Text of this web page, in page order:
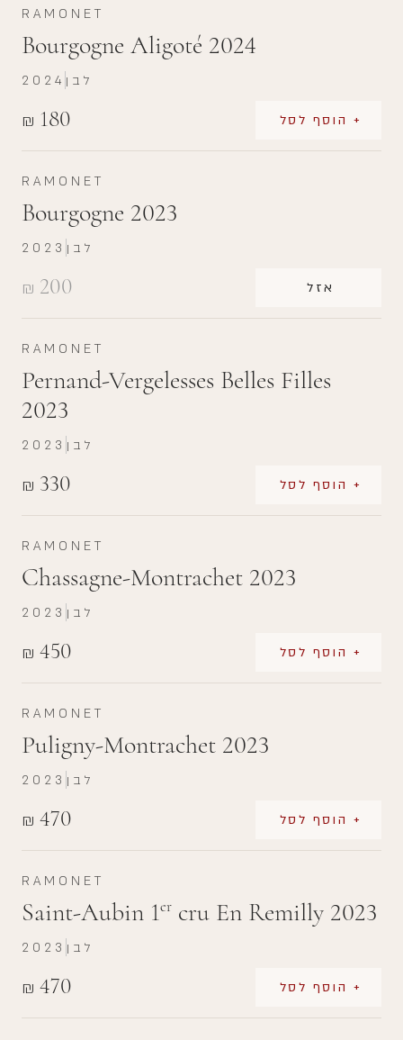
RAMONET
Bourgogne Aligoté 2024
₪ 180 + הוסף לסל
2024 לבן
RAMONET
Bourgogne 2023
₪ 200 אזל
2023 לבן
RAMONET
Pernand-Vergelesses Belles Filles
2023
₪ 330 + הוסף לסל
2023 לבן
RAMONET
Chassagne-Montrachet 2023
₪ 450 + הוסף לסל
2023 לבן
RAMONET
Puligny-Montrachet 2023
₪ 470 + הוסף לסל
2023 לבן
RAMONET
Saint-Aubin 1er cru En Remilly 2023
₪ 470 + הוסף לסל
2023 לבן